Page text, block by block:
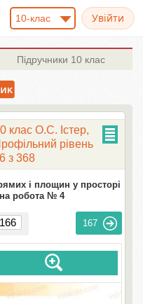
10-клас
Підручники 10 клас
клас О.С. Істер,
рівень
з 368
і площин у просторі
робота № 4
167